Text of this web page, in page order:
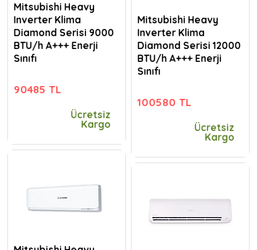
Mitsubishi Heavy
Inverter Klima
Diamond Serisi 9000
BTU/h A+++ Enerji
Sınıfı
90485 TL
Ücretsiz
Kargo
Mitsubishi Heavy
Inverter Klima
Diamond Serisi 12000
BTU/h A+++ Enerji
Sınıfı
100580 TL
Ücretsiz
Kargo